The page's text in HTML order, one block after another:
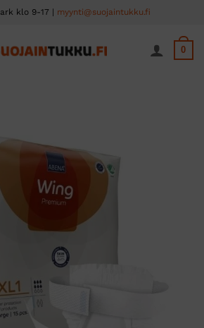
ark klo 9-17 | myynti@suojaintukku.fi
0